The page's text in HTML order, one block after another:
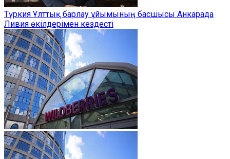
Түркия Ұлттық барлау ұйымының басшысы Анкарада
Ливия өкілдерімен кездесті